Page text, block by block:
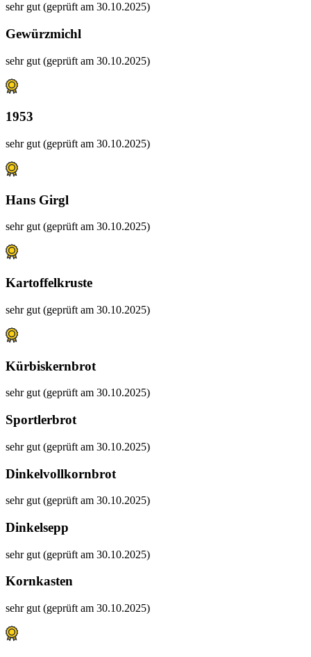
sehr gut (geprüft am 30.10.2025)
Gewürzmichl
sehr gut (geprüft am 30.10.2025)
1953
sehr gut (geprüft am 30.10.2025)
Hans Girgl
sehr gut (geprüft am 30.10.2025)
Kartoffelkruste
sehr gut (geprüft am 30.10.2025)
Kürbiskernbrot
sehr gut (geprüft am 30.10.2025)
Sportlerbrot
sehr gut (geprüft am 30.10.2025)
Dinkelvollkornbrot
sehr gut (geprüft am 30.10.2025)
Dinkelsepp
sehr gut (geprüft am 30.10.2025)
Kornkasten
sehr gut (geprüft am 30.10.2025)